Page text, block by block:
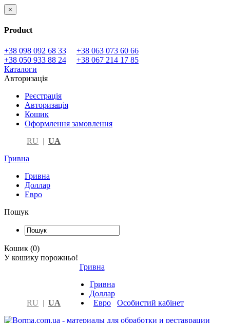
×
Product
+38 098 092 68 33
+38 063 073 60 66
+38 050 933 88 24
+38 067 214 17 85
Каталоги
Авторизація
Реєстрація
Авторизація
Кошик
Оформлення замовлення
RU | UA
Гривна
Гривна
Доллар
Евро
Пошук
Кошик (0)
У кошику порожньо!
RU | UA
Гривна
Гривна
Доллар
Евро
Особистий кабінет